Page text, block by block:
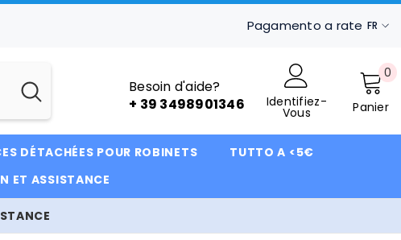
Pagamento a rate FR
DE
Besoin d'aide?
+ 39 3498901346
Identifiez-
Vous Panier
00
DÉTACHÉES POUR ROBINETS
TUTTO A <5€
ET ASSISTANCE